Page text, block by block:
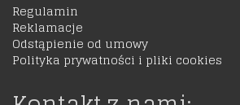
Regulamin
Reklamacje
Odstąpienie od umowy
Polityka prywatności i pliki cookies